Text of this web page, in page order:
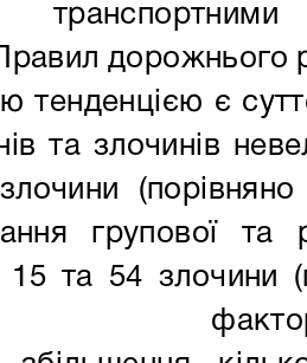
дорожнього
тенденцією є
та злочинів
групової та
15 та 54 злочини